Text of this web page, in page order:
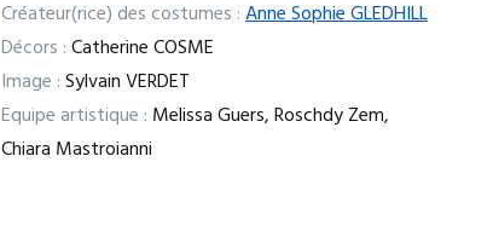
Créateur(rice) des costumes :Anne Sophie GLEDHILL
Décors :Catherine COSME
Image :Sylvain VERDET
Equipe artistique : Melissa Guers, Roschdy Zem,
Chiara Mastroianni